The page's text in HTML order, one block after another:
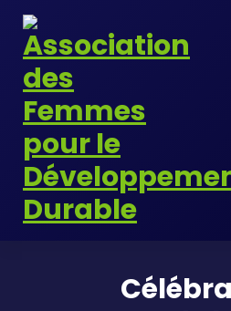
Skip
content